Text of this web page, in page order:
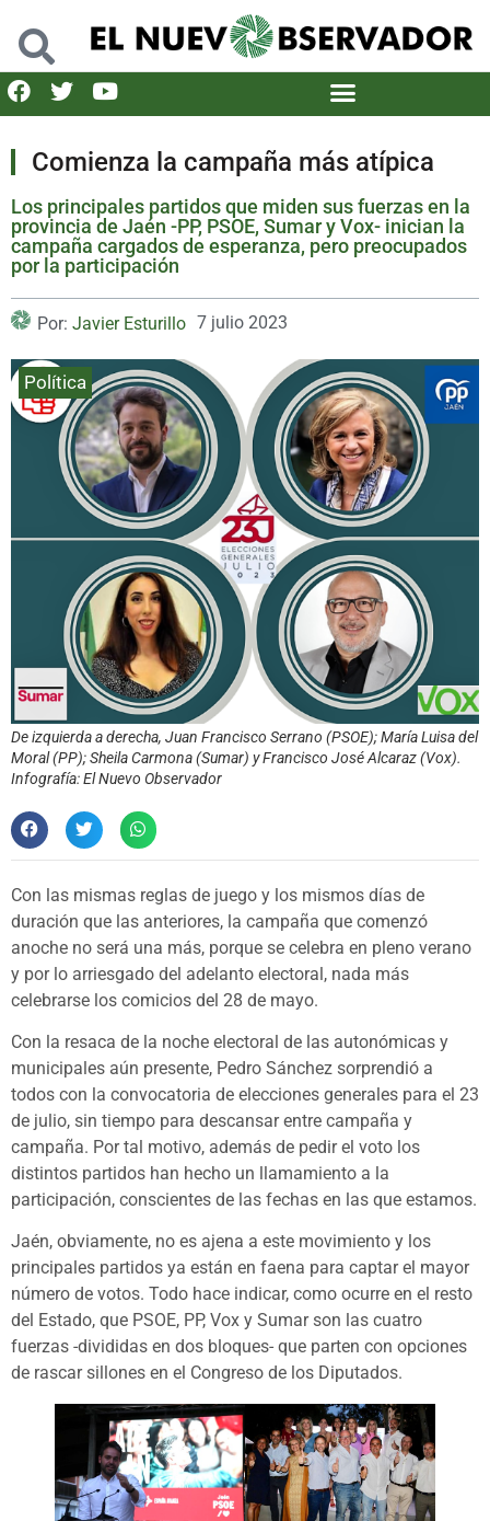
Comienza la campaña más atípica
Los principales partidos que miden sus fuerzas en la
provincia de Jaén -PP, PSOE, Sumar y Vox- inician la
campaña cargados de esperanza, pero preocupados
por la participación
Por: Javier Esturillo 7 julio 2023
Política
De izquierda a derecha, Juan Francisco Serrano (PSOE); María Luisa del
Moral (PP); Sheila Carmona (Sumar) y Francisco José Alcaraz (Vox).
Infografía: El Nuevo Observador
Con las mismas reglas de juego y los mismos días de
duración que las anteriores, la campaña que comenzó
anoche no será una más, porque se celebra en pleno verano
y por lo arriesgado del adelanto electoral, nada más
celebrarse los comicios del 28 de mayo.
Con la resaca de la noche electoral de las autonómicas y
municipales aún presente, Pedro Sánchez sorprendió a
todos con la convocatoria de elecciones generales para el 23
de julio, sin tiempo para descansar entre campaña y
campaña. Por tal motivo, además de pedir el voto los
distintos partidos han hecho un llamamiento a la
participación, conscientes de las fechas en las que estamos.
Jaén, obviamente, no es ajena a este movimiento y los
principales partidos ya están en faena para captar el mayor
número de votos. Todo hace indicar, como ocurre en el resto
del Estado, que PSOE, PP, Vox y Sumar son las cuatro
fuerzas -divididas en dos bloques- que parten con opciones
de rascar sillones en el Congreso de los Diputados.